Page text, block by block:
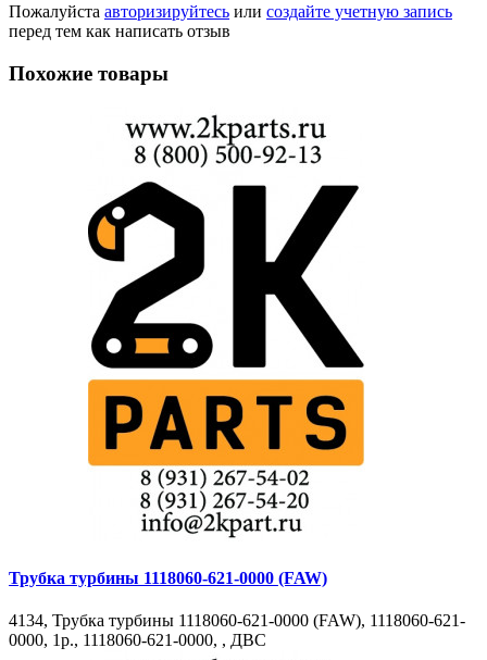
Пожалуйста авторизируйтесь или создайте учетную запись
перед тем как написать отзыв
Похожие товары
Трубка турбины 1118060-621-0000 (FAW)
4134, Трубка турбины 1118060-621-0000 (FAW), 1118060-621-
0000, 1р., 1118060-621-0000, , ДВС